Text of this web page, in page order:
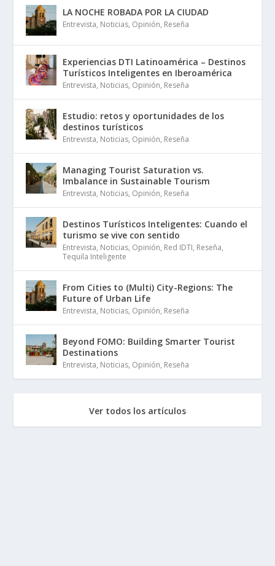
LA NOCHE ROBADA POR LA CIUDAD
Entrevista, Noticias, Opinión, Reseña
Experiencias DTI Latinoamérica – Destinos
Turísticos Inteligentes en Iberoamérica
Entrevista, Noticias, Opinión, Reseña
Estudio: retos y oportunidades de los
destinos turísticos
Entrevista, Noticias, Opinión, Reseña
Managing Tourist Saturation vs.
Imbalance in Sustainable Tourism
Entrevista, Noticias, Opinión, Reseña
Destinos Turísticos Inteligentes: Cuando el
turismo se vive con sentido
Entrevista, Noticias, Opinión, Red IDTI, Reseña,
Tequila Inteligente
From Cities to (Multi) City-Regions: The
Future of Urban Life
Entrevista, Noticias, Opinión, Reseña
Beyond FOMO: Building Smarter Tourist
Destinations
Entrevista, Noticias, Opinión, Reseña
Ver todos los artículos